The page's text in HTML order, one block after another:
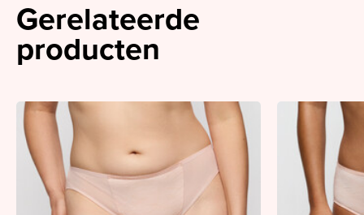
Gerelateerde
producten